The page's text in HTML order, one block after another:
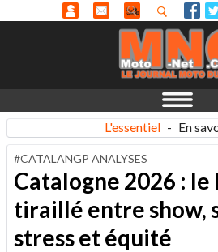
L'essentiel - En
#CATALANGP ANALYSES
Catalogne 2026 : le
tiraillé entre show,
stress et équité